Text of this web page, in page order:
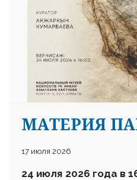
МАТЕРИЯ
17 июля 2026
24 июля 2026 года в